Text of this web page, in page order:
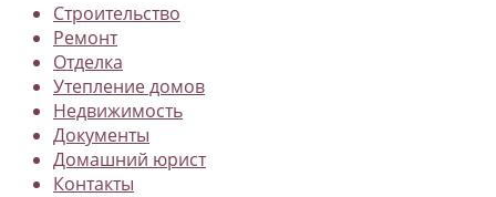
Строительство
Ремонт
Отделка
Утепление домов
Недвижимость
Документы
Домашний юрист
Контакты